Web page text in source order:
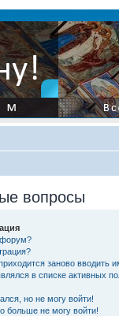
вопросы
форум?
заново вводить
в списке активных
но не могу войти!
больше не могу войти!